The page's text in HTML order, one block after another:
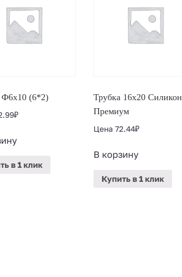
Ф6х10 (6*2)
₽
в 1 клик
Трубка 16х20 Силикон
Премиум
Цена 72.44₽
В корзину
Купитьв 1 клик